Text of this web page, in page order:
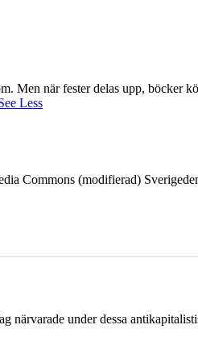
Men när fester delas upp, böcker
Less
Commons (modifierad)
under dessa